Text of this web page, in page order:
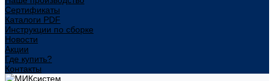
Сертификаты
Каталоги PDF
Инструкции по сборке
Новости
Акции
Где купить?
Контакты